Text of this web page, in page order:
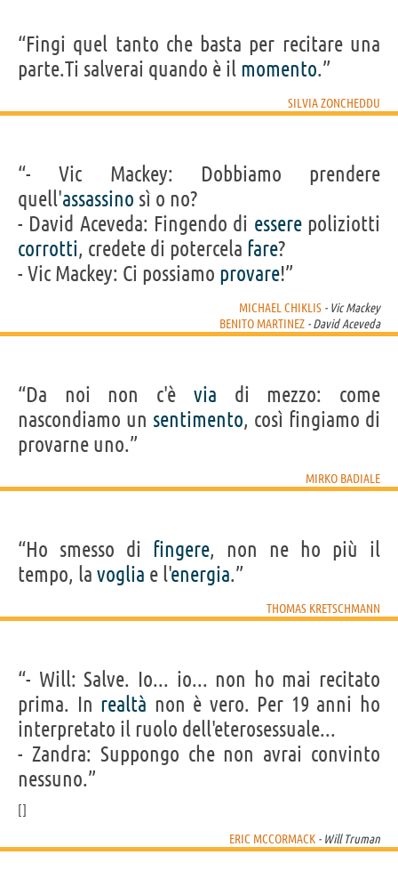
“Fingi quel tanto che basta per recitare una
parte.Ti salverai quando è il momento.”
SILVIA ZONCHEDDU
“- Vic Mackey: Dobbiamo prendere
quell'assassino sì o no?
- David Aceveda: Fingendo di esserepoliziotti
corrotti, credete di potercela fare?
- Vic Mackey: Ci possiamo provare!”
MICHAEL CHIKLIS - Vic Mackey
BENITO MARTINEZ - David Aceveda
“Da noi non c'è via di mezzo: come
nascondiamo un sentimento, così fingiamo di
provarne uno.”
MIRKO BADIALE
“Ho smesso di fingere, non ne ho più il
tempo, la voglia e l'energia.”
THOMAS KRETSCHMANN
“- Will: Salve. Io... io... non ho mai recitato
prima. In realtà non è vero. Per 19 anni ho
interpretato il ruolo dell'eterosessuale...
- Zandra: Suppongo che non avrai convinto
nessuno.”
ERIC MCCORMACK - Will Truman